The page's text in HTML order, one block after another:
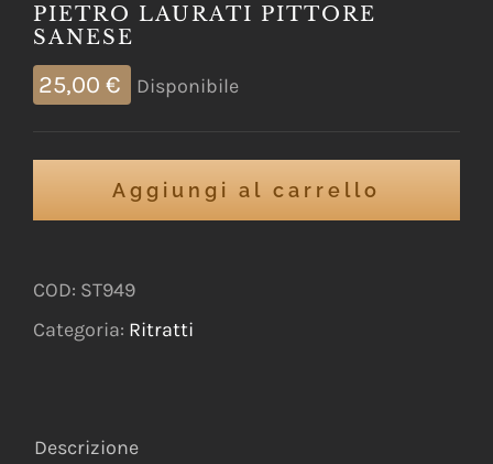
PIETRO LAURATI PITTORE
SANESE
25,00 € Disponibile
Aggiungi al carrello
COD: ST949
Categoria: Ritratti
Descrizione